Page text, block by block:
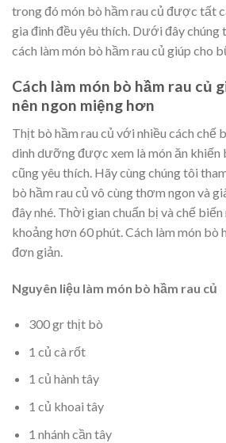
trong đó món bò hầm rau củ được tất
gia đình đều yêu thích. Dưới đây
cách làm món bò hầm rau củ giúp cho
Cách làm món bò hầm rau củ
nên ngon miệng hơn
Thịt bò hầm rau củ với nhiều cách chế
dinh dưỡng được xem là món ăn khiến
cũng yêu thích. Hãy cùng chúng tôi
bò hầm rau củ vô cùng thơm ngon và
đây nhé. Thời gian chuẩn bị và chế biến
khoảng hơn 60 phút. Cách làm món bò
đơn giản.
Nguyên liệu làm món bò hầm rau củ
300 gr thịt bò
1 củ cà rốt
1 củ hành tây
1 củ khoai tây
1 nhánh cần tây